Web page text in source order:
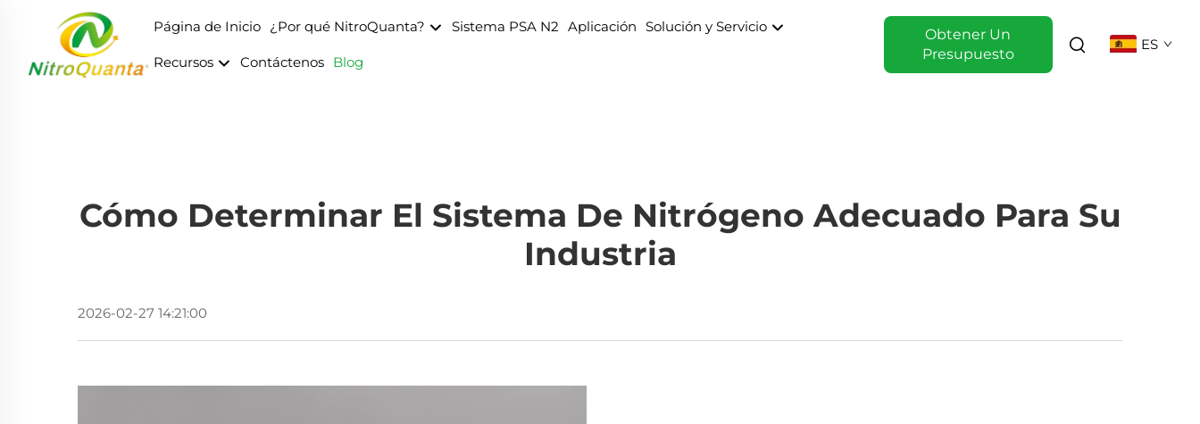
Página de Inicio ¿Por qué NitroQuanta? Sistema PSA N2 Aplicación Solución y Servicio
Recursos Contáctenos Blog
Obtener Un
Presupuesto
ES
Cómo Determinar El Sistema De Nitrógeno Adecuado Para Su
Industria
2026-02-27 14:21:00